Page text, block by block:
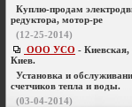
Куплю-продам
редуктора, мотор-ре
(12-25-2014)
ООО УСО - Киевская,
Киев.
Установка и
счетчиков тепла и воды.
(03-04-2014)